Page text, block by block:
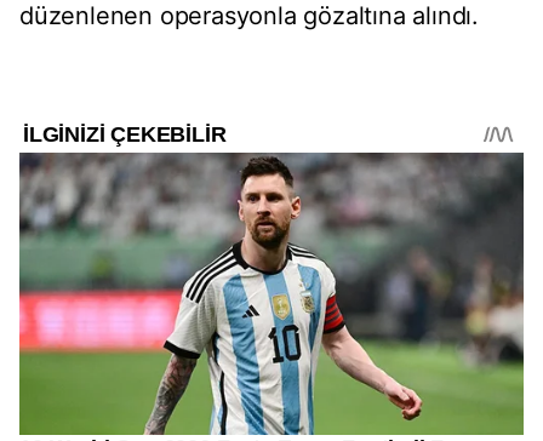
düzenlenen operasyonla gözaltına alındı.